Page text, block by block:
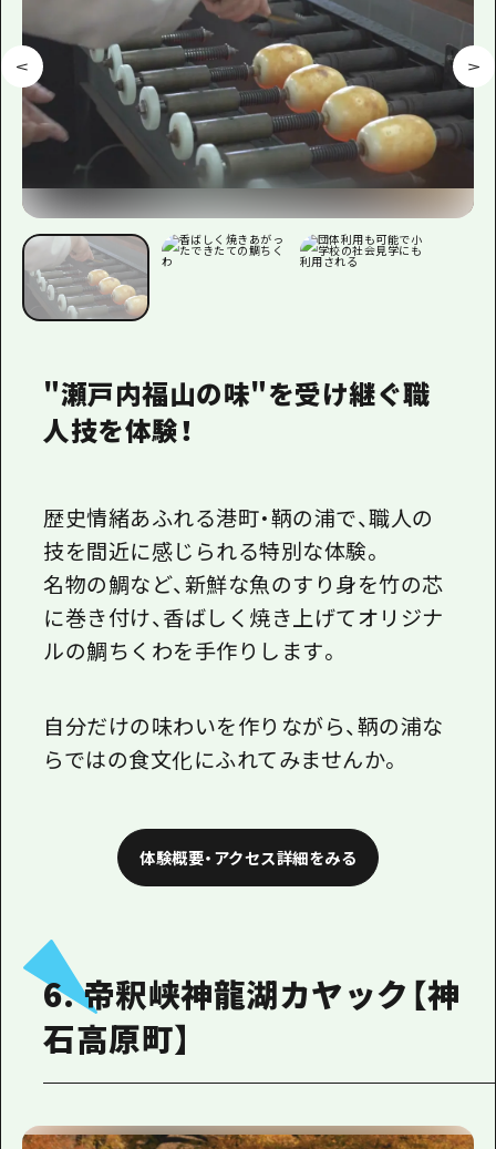
"瀬戸内福山の味"を受け継ぐ職
人技を体験！
歴史情緒あふれる港町・鞆の浦で、職人の
技を間近に感じられる特別な体験。
名物の鯛など、新鮮な魚のすり身を竹の芯
に巻き付け、香ばしく焼き上げてオリジナ
ルの鯛ちくわを手作りします。
自分だけの味わいを作りながら、鞆の浦な
らではの食文化にふれてみませんか。
体験概要・アクセス詳細をみる
6. 帝釈峡神龍湖カヤック【神
石高原町】